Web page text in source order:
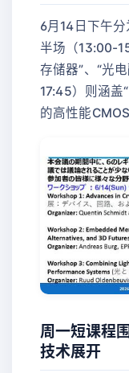
6月14日下午
半场（13:00-
存储器”、“光
17:45）则涵盖
的高性能
周一短课程
技术展开